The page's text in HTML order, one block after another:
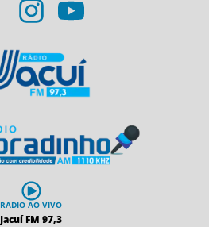
RADIO AO VIVO
Jacuí FM 97,3